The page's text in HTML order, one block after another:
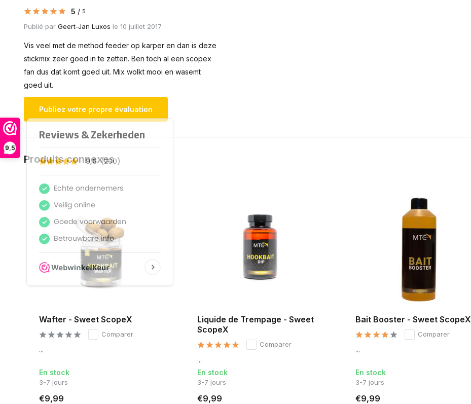
9,5
5 / 5
Publié par Geert-Jan Luxos le 10 juillet 2017
Vis veel met de method feeder op karper en dan is deze
stickmix zeer goed in te zetten. Ben toch al een scopex
fan dus dat komt goed uit. Mix wolkt mooi en wasemt
goed uit.
Publiez votre propre évaluation
Produits connexes
Wafter - Sweet ScopeX
Comparer
...
En stock
3-7 jours
€9,99
Liquide de Trempage - Sweet
ScopeX
Comparer
...
En stock
3-7 jours
€9,99
Bait Booster - Sweet ScopeX
Comparer
...
En stock
3-7 jours
€9,99